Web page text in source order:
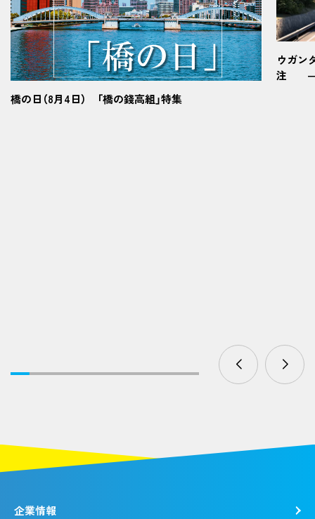
橋の日（8月4日） 「橋の錢高組」特集
ウガン
注 ―錢
企業情報